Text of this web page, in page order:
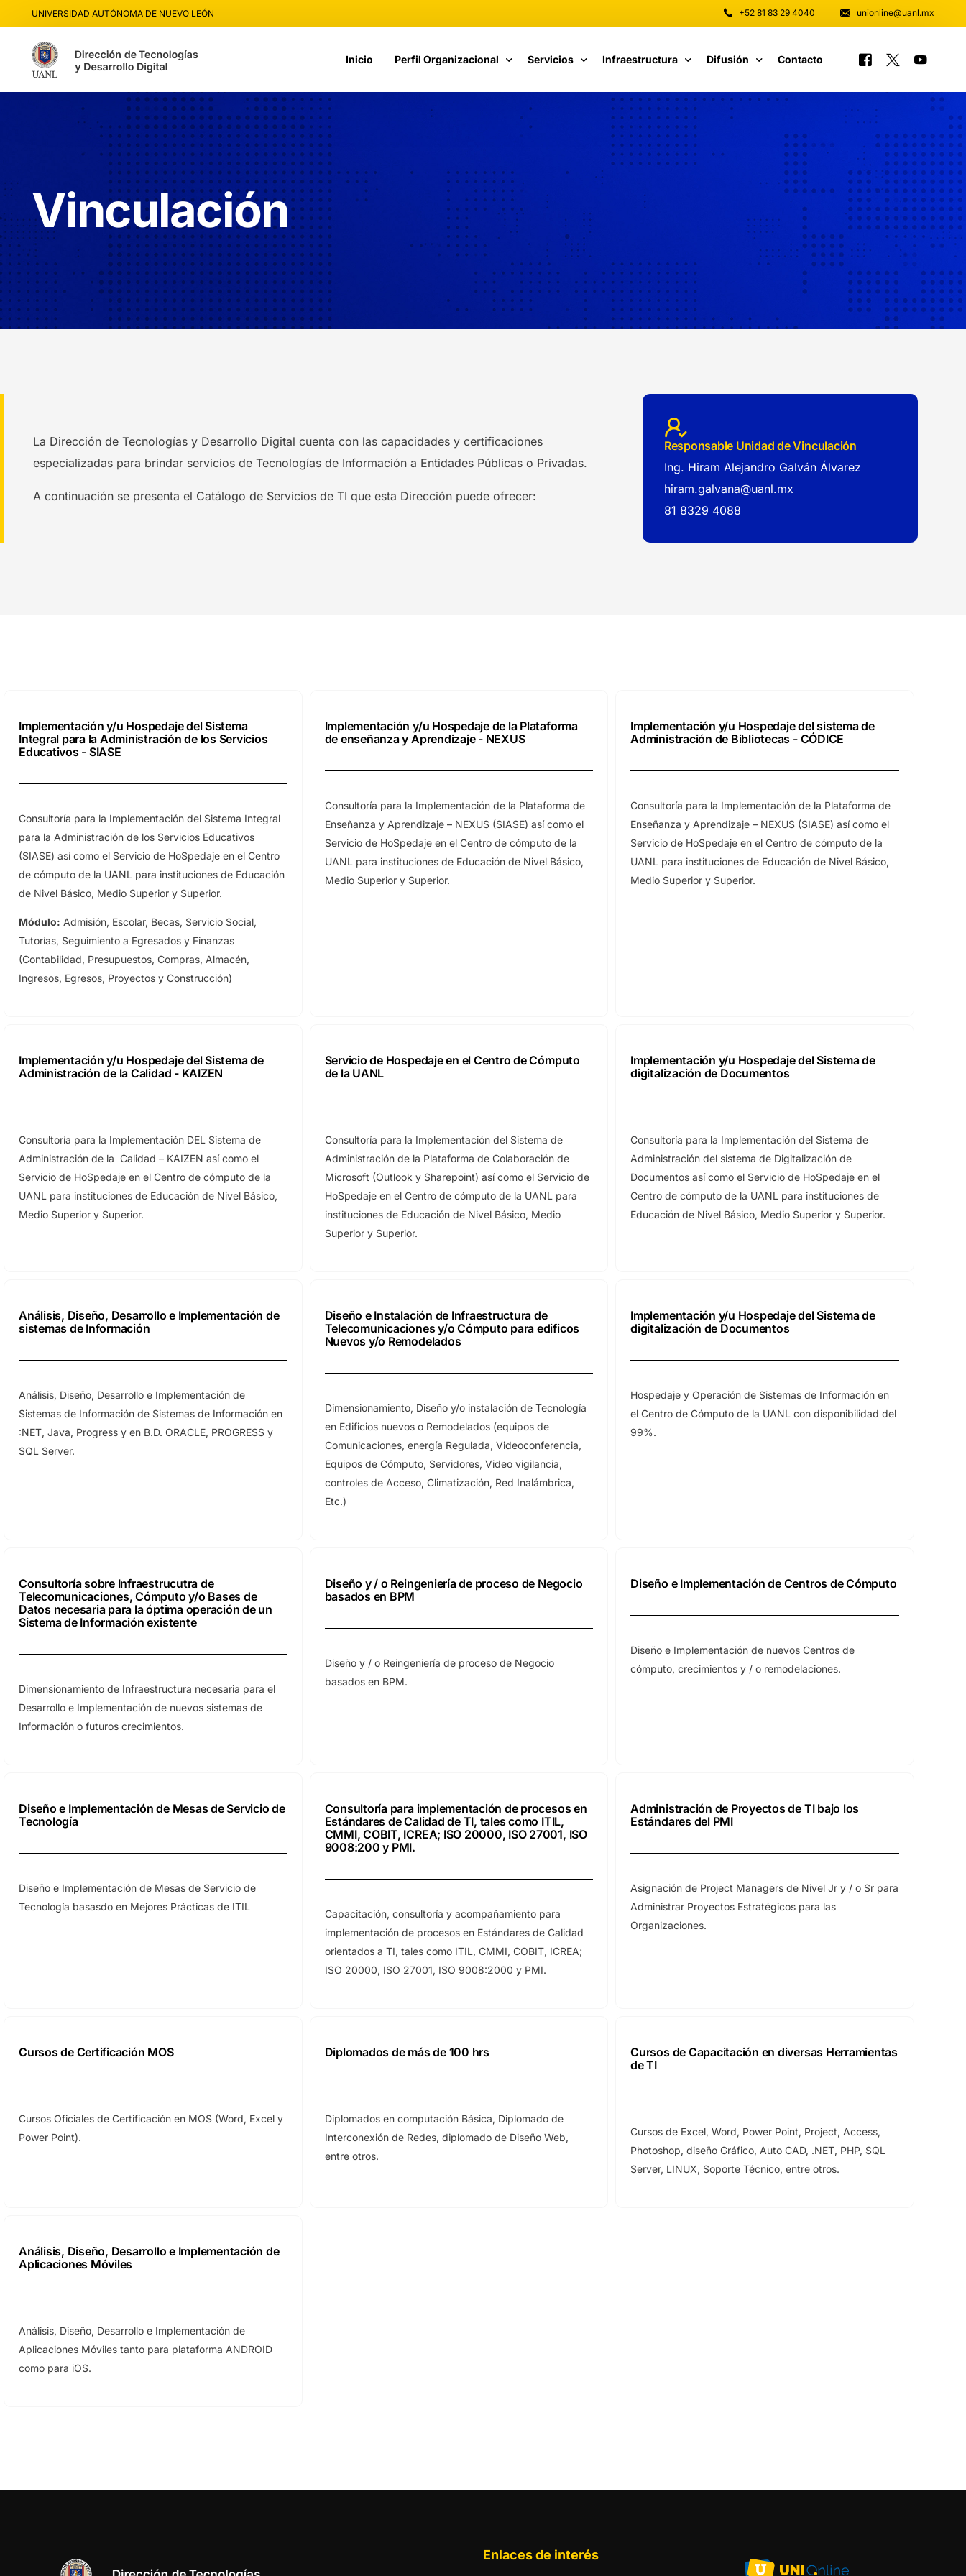
UNIVERSIDAD AUTÓNOMA DE NUEVO LEÓN +52 81 83 29 4040 unionline@uanl.mx
Inicio Perfil Organizacional
Propuesta de Valor
Nuestra Historia
Responsables de TI
Servicios
Catálogo de Servicios
Infraestructura
Cómputo y Software
Telecomunicaciones
Difusión Contacto
Vinculación
La Dirección de Tecnologías y Desarrollo Digital cuenta con las capacidades y certificaciones
especializadas para brindar servicios de Tecnologías de Información a Entidades Públicas o Privadas.
A continuación se presenta el Catálogo de Servicios de TI que esta Dirección puede ofrecer:
Responsable Unidad de Vinculación
Ing. Hiram Alejandro Galván Álvarez
hiram.galvana@uanl.mx
81 8329 4088
Implementación y/u Hospedaje del Sistema
Integral para la Administración de los Servicios
Educativos - SIASE
Consultoría para la Implementación del Sistema Integral
para la Administración de los Servicios Educativos
(SIASE) así como el Servicio de HoSpedaje en el Centro
de cómputo de la UANL para instituciones de Educación
de Nivel Básico, Medio Superior y Superior.
Módulo: Admisión, Escolar, Becas, Servicio Social,
Tutorías, Seguimiento a Egresados y Finanzas
(Contabilidad, Presupuestos, Compras, Almacén,
Ingresos, Egresos, Proyectos y Construcción)
Implementación y/u Hospedaje de la Plataforma
de enseñanza y Aprendizaje - NEXUS
Consultoría para la Implementación de la Plataforma de
Enseñanza y Aprendizaje – NEXUS (SIASE) así como el
Servicio de HoSpedaje en el Centro de cómputo de la
UANL para instituciones de Educación de Nivel Básico,
Medio Superior y Superior.
Implementación y/u Hospedaje del sistema de
Administración de Bibliotecas - CÓDICE
Consultoría para la Implementación de la Plataforma de
Enseñanza y Aprendizaje – NEXUS (SIASE) así como el
Servicio de HoSpedaje en el Centro de cómputo de la
UANL para instituciones de Educación de Nivel Básico,
Medio Superior y Superior.
Implementación y/u Hospedaje del Sistema de
Administración de la Calidad - KAIZEN
Consultoría para la Implementación DEL Sistema de
Administración de la Calidad – KAIZEN así como el
Servicio de HoSpedaje en el Centro de cómputo de la
UANL para instituciones de Educación de Nivel Básico,
Medio Superior y Superior.
Servicio de Hospedaje en el Centro de Cómputo
de la UANL
Consultoría para la Implementación del Sistema de
Administración de la Plataforma de Colaboración de
Microsoft (Outlook y Sharepoint) así como el Servicio de
HoSpedaje en el Centro de cómputo de la UANL para
instituciones de Educación de Nivel Básico, Medio
Superior y Superior.
Implementación y/u Hospedaje del Sistema de
digitalización de Documentos
Consultoría para la Implementación del Sistema de
Administración del sistema de Digitalización de
Documentos así como el Servicio de HoSpedaje en el
Centro de cómputo de la UANL para instituciones de
Educación de Nivel Básico, Medio Superior y Superior.
Análisis, Diseño, Desarrollo e Implementación de
sistemas de Información
Análisis, Diseño, Desarrollo e Implementación de
Sistemas de Información de Sistemas de Información en
:NET, Java, Progress y en B.D. ORACLE, PROGRESS y
SQL Server.
Diseño e Instalación de Infraestructura de
Telecomunicaciones y/o Cómputo para edificos
Nuevos y/o Remodelados
Dimensionamiento, Diseño y/o instalación de Tecnología
en Edificios nuevos o Remodelados (equipos de
Comunicaciones, energía Regulada, Videoconferencia,
Equipos de Cómputo, Servidores, Video vigilancia,
controles de Acceso, Climatización, Red Inalámbrica,
Etc.)
Implementación y/u Hospedaje del Sistema de
digitalización de Documentos
Hospedaje y Operación de Sistemas de Información en
el Centro de Cómputo de la UANL con disponibilidad del
99%.
Consultoría sobre Infraestrucutra de
Telecomunicaciones, Cómputo y/o Bases de
Datos necesaria para la óptima operación de un
Sistema de Información existente
Dimensionamiento de Infraestructura necesaria para el
Desarrollo e Implementación de nuevos sistemas de
Información o futuros crecimientos.
Diseño y / o Reingeniería de proceso de Negocio
basados en BPM
Diseño y / o Reingeniería de proceso de Negocio
basados en BPM.
Diseño e Implementación de Centros de Cómputo
Diseño e Implementación de nuevos Centros de
cómputo, crecimientos y / o remodelaciones.
Diseño e Implementación de Mesas de Servicio de
Tecnología
Diseño e Implementación de Mesas de Servicio de
Tecnología basasdo en Mejores Prácticas de ITIL
Consultoría para implementación de procesos en
Estándares de Calidad de TI, tales como ITIL,
CMMI, COBIT, ICREA; ISO 20000, ISO 27001, ISO
9008:200 y PMI.
Capacitación, consultoría y acompañamiento para
implementación de procesos en Estándares de Calidad
orientados a TI, tales como ITIL, CMMI, COBIT, ICREA;
ISO 20000, ISO 27001, ISO 9008:2000 y PMI.
Administración de Proyectos de TI bajo los
Estándares del PMI
Asignación de Project Managers de Nivel Jr y / o Sr para
Administrar Proyectos Estratégicos para las
Organizaciones.
Cursos de Certificación MOS
Cursos Oficiales de Certificación en MOS (Word, Excel y
Power Point).
Diplomados de más de 100 hrs
Diplomados en computación Básica, Diplomado de
Interconexión de Redes, diplomado de Diseño Web,
entre otros.
Cursos de Capacitación en diversas Herramientas
de TI
Cursos de Excel, Word, Power Point, Project, Access,
Photoshop, diseño Gráfico, Auto CAD, .NET, PHP, SQL
Server, LINUX, Soporte Técnico, entre otros.
Análisis, Diseño, Desarrollo e Implementación de
Aplicaciones Móviles
Análisis, Diseño, Desarrollo e Implementación de
Aplicaciones Móviles tanto para plataforma ANDROID
como para iOS.
Enlaces de interés